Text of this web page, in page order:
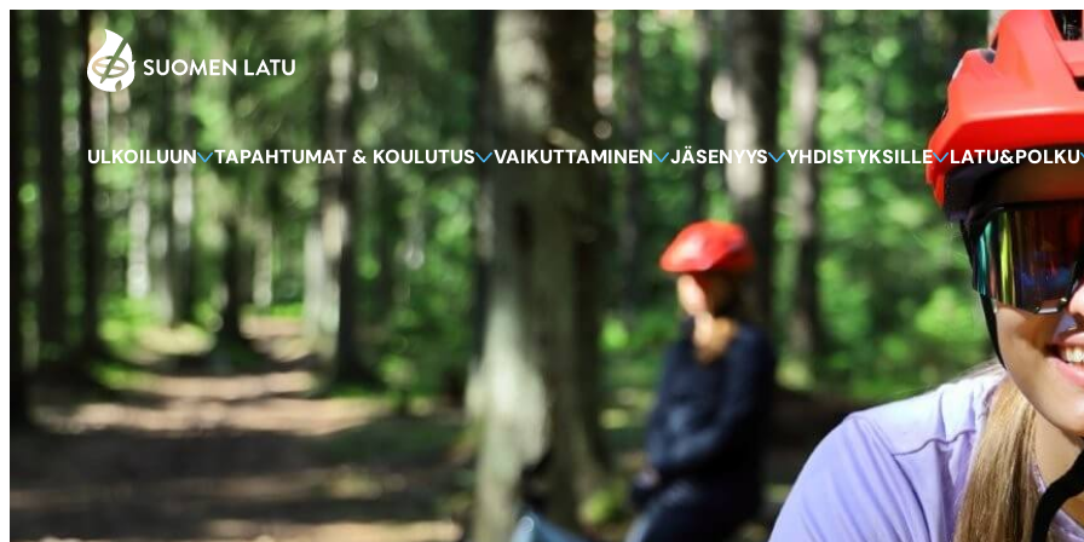
Siirry
suoraan
sisältöön
Suomen Latu
ULKOILUUN TAPAHTUMAT & KOULUTUS VAIKUTTAMINEN JÄSENYYS YHDISTYKSILLE LATU&POLKU